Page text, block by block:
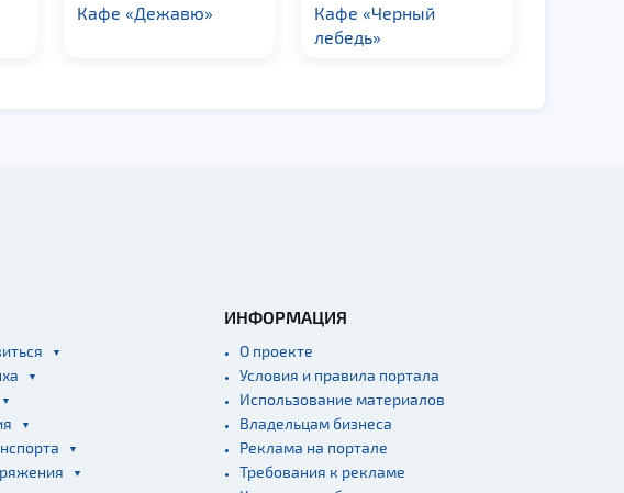
Кафе «Дежавю»
Кафе «Черный
лебедь»
ИНФОРМАЦИЯ
О проекте
Условия и правила портала
Использование материалов
Владельцам бизнеса
Реклама на портале
Требования к рекламе